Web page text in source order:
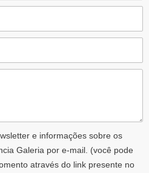
e informações sobre os
Galeria por e-mail. (você pode
através do link presente no